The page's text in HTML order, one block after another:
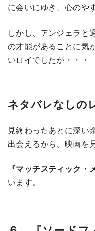
に会いにゆき、心のや
しかし、アンジェラと
の才能があることに気
いロイでしたが・・・
ネタバレなしの
見終わったあとに深い
出会えるから、映画を
『マッチスティック・
います。